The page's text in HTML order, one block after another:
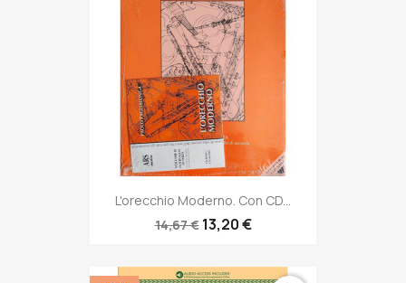
L'orecchio Moderno. Con CD...
14,67 € 13,20 €